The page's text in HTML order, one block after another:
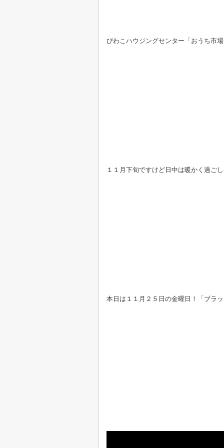
びわこハウジングセンター「おうち市場
１１月下旬ですけど日中は暖かく過ご
本日は１１月２５日の金曜日！「ブラ